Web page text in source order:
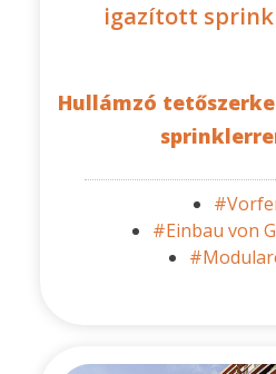
igazított
Hullámzó
#Einbau von